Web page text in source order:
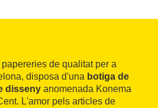
de qualitat per a
disposa d'una botiga de
disseny anomenada Konema
L'amor pels articles de